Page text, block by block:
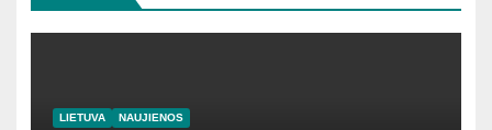
LIETUVA NAUJIENOS